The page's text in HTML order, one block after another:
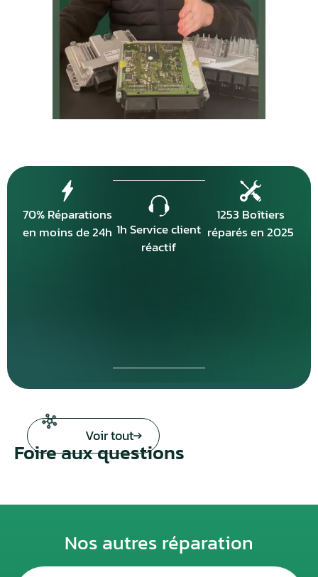
70% Réparations
en moins de 24h 1h Service client
réactif
1253 Boîtiers
réparés en 2025
Voir tout
Foire aux questions
Nos autres réparation